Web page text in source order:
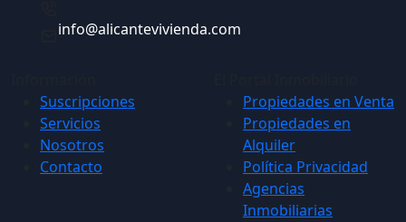
info@alicantevivienda.com
Suscripciones
Servicios
Nosotros
Contacto
Propiedades en Venta
Propiedades en
Alquiler
Política Privacidad
Agencias
Inmobiliarias